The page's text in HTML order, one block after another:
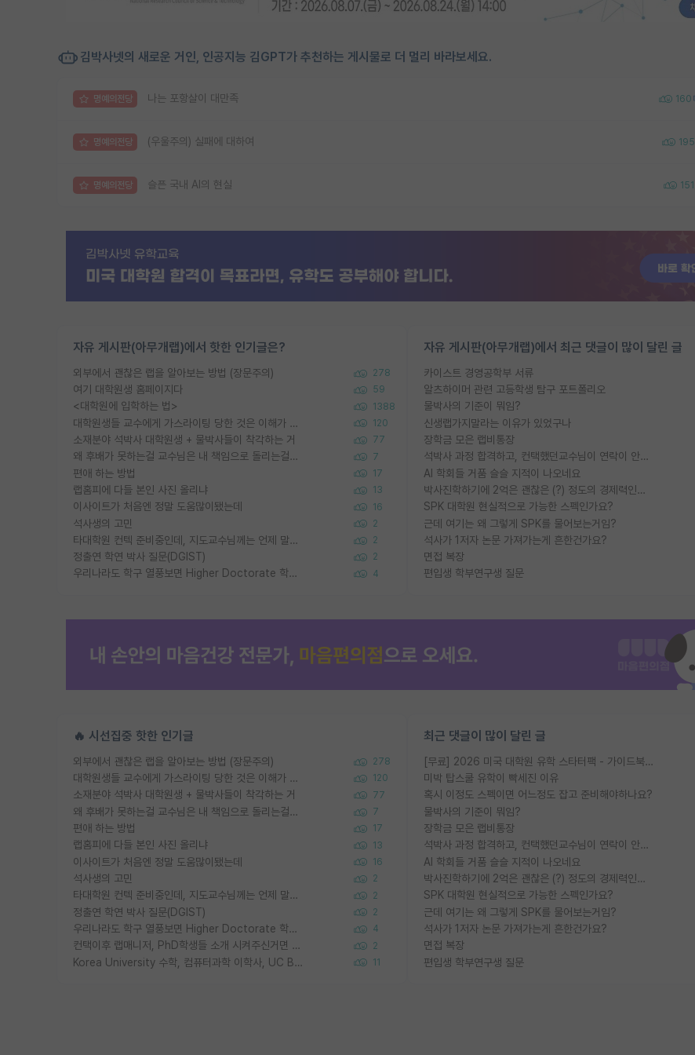
김박사넷의 새로운 거인, 인공지능 김GPT가 추천하는 게시물로 더 멀리 바라보세요.
명예의전당 나는 포항살이 대만족 160
명예의전당 (우울주의) 실패에 대하여 195
명예의전당 슬픈 국내 AI의 현실 151
자유 게시판(아무개랩)에서 핫한 인기글은?
외부에서 괜찮은 랩을 알아보는 방법 (장문주의) 278
여기 대학원생 홈페이지다 59
<대학원에 입학하는 법> 1388
대학원생들 교수에게 가스라이팅 당한 것은 이해가 갑니다. 안타깝네요. 120
소재분야 석박사 대학원생 + 물박사들이 착각하는 거 77
왜 후배가 못하는걸 교수님은 내 책임으로 돌리는걸까요? 7
편애 하는 방법 17
랩홈피에 다들 본인 사진 올리냐 13
이사이트가 처음엔 정말 도움많이됐는데 16
석사생의 고민 2
타대학원 컨텍 준비중인데, 지도교수님께는 언제 말씀드려야 할까요? 2
정출연 학연 박사 질문(DGIST) 2
우리나라도 학구 열풍보면 Higher Doctorate 학위가 필요하다고 봅니다. 4
자유 게시판(아무개랩)에서 최근 댓글이 많이 달린 글
카이스트 경영공학부 서류
알츠하이머 관련 고등학생 탐구 포트폴리오
물박사의 기준이 뭐임?
신생랩가지말라는 이유가 있었구나
장학금 모은 랩비통장
석박사 과정 합격하고, 컨택했던교수님이 연락이 안됩니다...
AI 학회들 거품 슬슬 지적이 나오네요
박사진학하기에 2억은 괜찮은 (?) 정도의 경제력인가요
SPK 대학원 현실적으로 가능한 스펙인가요?
근데 여기는 왜 그렇게 SPK를 물어보는거임?
석사가 1저자 논문 가져가는게 흔한건가요?
면접 복장
편입생 학부연구생 질문
🔥 시선집중 핫한 인기글
외부에서 괜찮은 랩을 알아보는 방법 (장문주의) 278
대학원생들 교수에게 가스라이팅 당한 것은 이해가 갑니다. 안타깝네요. 120
소재분야 석박사 대학원생 + 물박사들이 착각하는 거 77
왜 후배가 못하는걸 교수님은 내 책임으로 돌리는걸까요? 7
편애 하는 방법 17
랩홈피에 다들 본인 사진 올리냐 13
이사이트가 처음엔 정말 도움많이됐는데 16
석사생의 고민 2
타대학원 컨텍 준비중인데, 지도교수님께는 언제 말씀드려야 할까요? 2
정출연 학연 박사 질문(DGIST) 2
우리나라도 학구 열풍보면 Higher Doctorate 학위가 필요하다고 봅니다. 4
컨택이후 랩매니저, PhD학생들 소개 시켜주신거면 거의 컨펌에 가깝나요? 2
Korea University 수학, 컴퓨터과학 이학사, UC Berkeley 산업공학 대학원 공학박사가 되는 것은 쉽지 않겠죠? 11
최근 댓글이 많이 달린 글
[무료] 2026 미국 대학원 유학 스타터팩 - 가이드북 & 합격자 컨택메일 템플릿
미박 탑스쿨 유학이 빡세진 이유
혹시 이정도 스펙이면 어느정도 잡고 준비해야하나요?
물박사의 기준이 뭐임?
장학금 모은 랩비통장
석박사 과정 합격하고, 컨택했던교수님이 연락이 안됩니다...
AI 학회들 거품 슬슬 지적이 나오네요
박사진학하기에 2억은 괜찮은 (?) 정도의 경제력인가요
SPK 대학원 현실적으로 가능한 스펙인가요?
근데 여기는 왜 그렇게 SPK를 물어보는거임?
석사가 1저자 논문 가져가는게 흔한건가요?
면접 복장
편입생 학부연구생 질문